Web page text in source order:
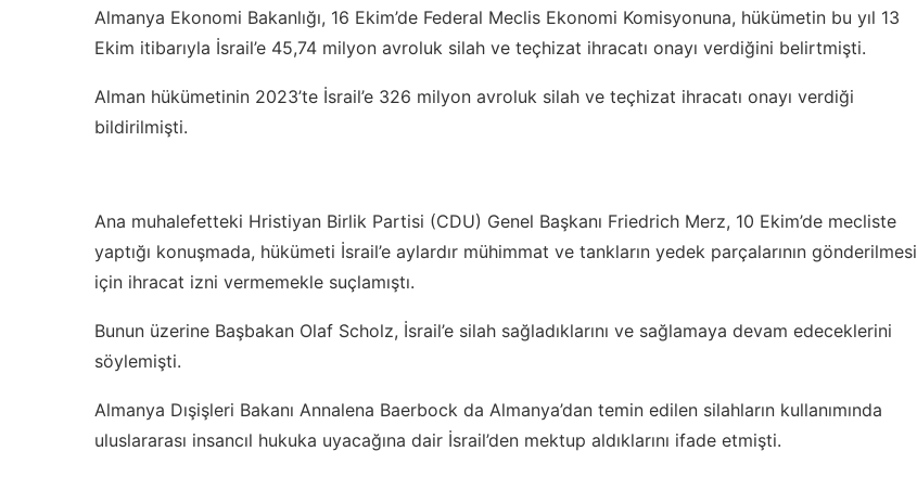
Almanya Ekonomi Bakanlığı, 16 Ekim’de Federal Meclis Ekonomi Komisyonuna, hükümetin bu yıl 13
Ekim itibarıyla İsrail’e 45,74 milyon avroluk silah ve teçhizat ihracatı onayı verdiğini belirtmişti.
Alman hükümetinin 2023’te İsrail’e 326 milyon avroluk silah ve teçhizat ihracatı onayı verdiği
bildirilmişti.
Ana muhalefetteki Hristiyan Birlik Partisi (CDU) Genel Başkanı Friedrich Merz, 10 Ekim’de mecliste
yaptığı konuşmada, hükümeti İsrail’e aylardır mühimmat ve tankların yedek parçalarının gönderilmesi
için ihracat izni vermemekle suçlamıştı.
Bunun üzerine Başbakan Olaf Scholz, İsrail’e silah sağladıklarını ve sağlamaya devam edeceklerini
söylemişti.
Almanya Dışişleri Bakanı Annalena Baerbock da Almanya’dan temin edilen silahların kullanımında
uluslararası insancıl hukuka uyacağına dair İsrail’den mektup aldıklarını ifade etmişti.